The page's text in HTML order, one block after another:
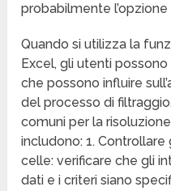
probabilmente
Quando si utilizza la
Excel, gli utenti
che possono influire
del processo di
comuni per la
includono: 1.
celle: verificare che gli
dati e i criteri siano